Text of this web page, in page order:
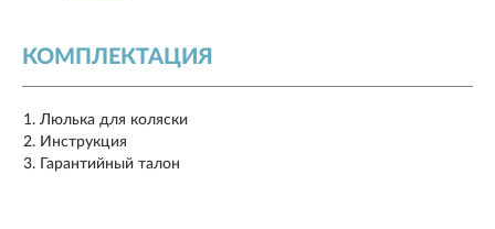
КОМПЛЕКТАЦИЯ
Люлька для коляски
Инструкция
Гарантийный талон